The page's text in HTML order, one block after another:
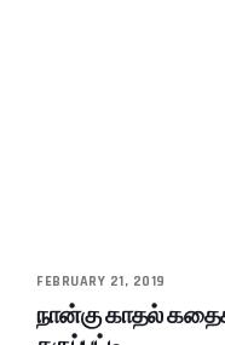
FEBRUARY 21, 2019
நான்கு காதல்